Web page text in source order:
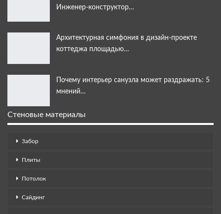
Инженер-конструктор…
Архитектурная симфония в дизайн-проекте
коттеджа площадью…
Почему интерьер санузла может раздражать: 5
мнений…
Стеновые материалы
Забор
Плиты
Потолок
Сайдинг